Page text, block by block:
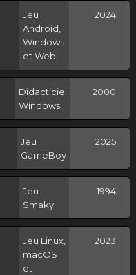
Jeu
Android,
Windows
et Web
2024
Didacticiel
Windows
2000
Jeu
GameBoy
2025
Jeu
Smaky
1994
Jeu Linux,
macOS
et
2023